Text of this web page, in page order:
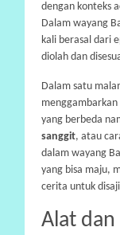
dengan konteks
Dalam wayang
kali berasal dari
diolah dan
Dalam satu
yang berbeda
sanggit, atau
dalam wayang
yang bisa maju,
cerita untuk
Alat dan